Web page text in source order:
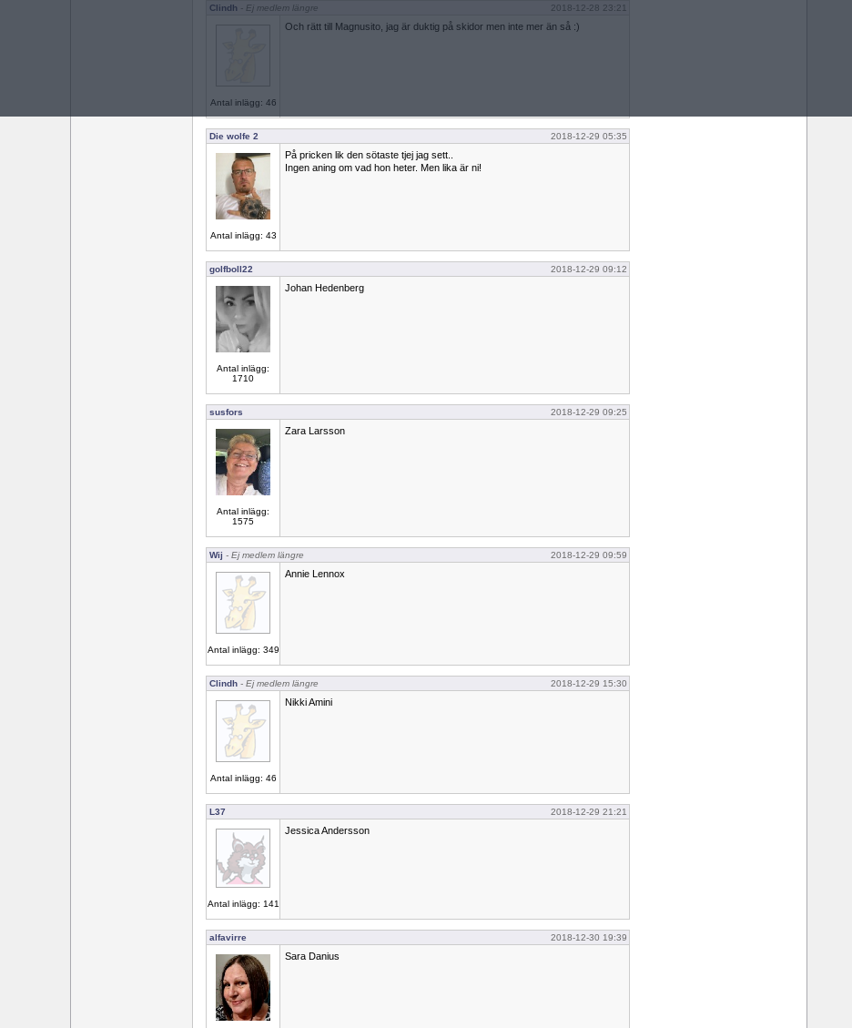
Clindh - Ej medlem längre 2018-12-28 23:21
Antal inlägg: 46
Och rätt till Magnusito, jag är duktig på skidor men inte mer än så :)
Die wolfe 2 2018-12-29 05:35
Antal inlägg: 43
På pricken lik den sötaste tjej jag sett..
Ingen aning om vad hon heter. Men lika är ni!
golfboll22 2018-12-29 09:12
Antal inlägg:
1710
Johan Hedenberg
susfors 2018-12-29 09:25
Antal inlägg:
1575
Zara Larsson
Wij - Ej medlem längre 2018-12-29 09:59
Antal inlägg: 349
Annie Lennox
Clindh - Ej medlem längre 2018-12-29 15:30
Antal inlägg: 46
Nikki Amini
L37 2018-12-29 21:21
Antal inlägg: 141
Jessica Andersson
alfavirre 2018-12-30 19:39
Sara Danius